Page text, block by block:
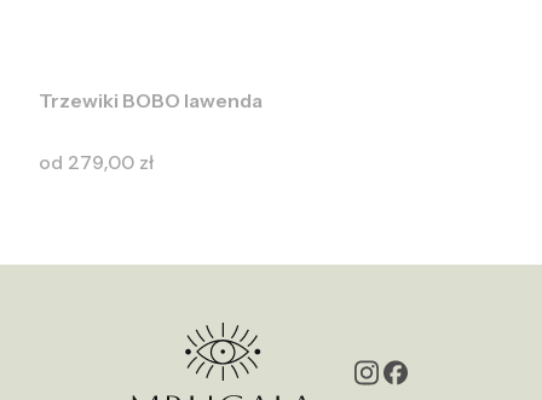
Trzewiki BOBO lawenda
Cena
od 279,00 zł